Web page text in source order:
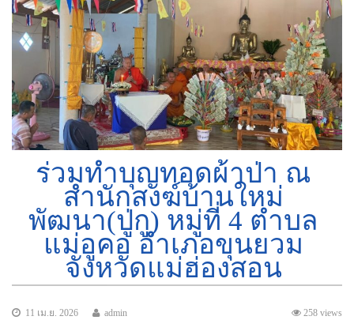
ร่วมทำบุญทอดผ้าป่า ณ
สำนักสงฆ์บ้านใหม่
พัฒนา(ปู่กู) หมู่ที่ 4 ตำบล
แม่อูคอ อำเภอขุนยวม
จังหวัดแม่ฮ่องสอน
11 เม.ย. 2026 258 views
admin